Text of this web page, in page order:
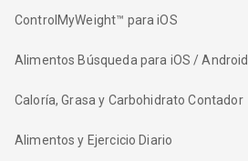
ControlMyWeight™ para iOS
Alimentos Búsqueda para iOS / Android
Caloría, Grasa y Carbohidrato Contador
Alimentos y Ejercicio Diario